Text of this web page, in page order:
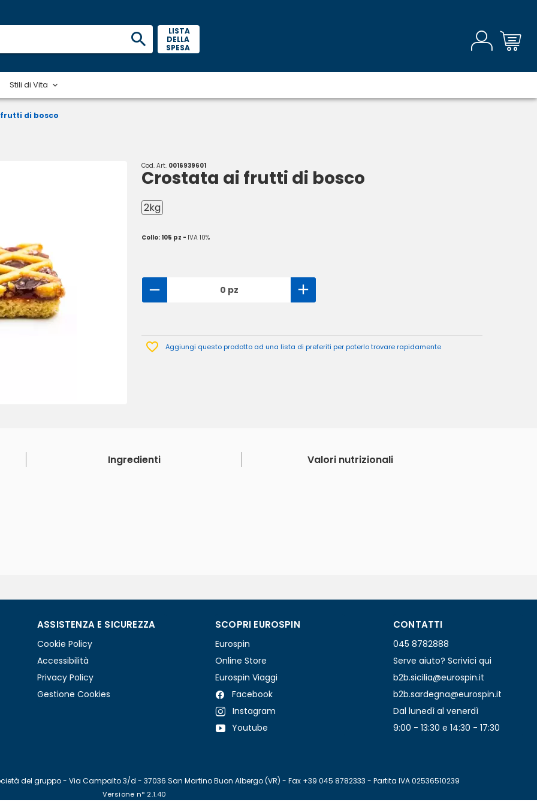
LISTA
DELLA
SPESA
Stili di Vita
di bosco
Cod. Art. 0016939601
Crostata ai frutti di bosco
2kg
Collo: 105 pz - IVA 10%
0 pz
Aggiungi questo prodotto ad una lista di preferiti per poterlo trovare rapidamente
Ingredienti Valori nutrizionali
ASSISTENZA E SICUREZZA
Cookie Policy
Accessibilità
Privacy Policy
Gestione Cookies
SCOPRI EUROSPIN
Eurospin
Online Store
Eurospin Viaggi
Facebook
Instagram
Youtube
CONTATTI
045 8782888
Serve aiuto? Scrivici qui
b2b.sicilia@eurospin.it
b2b.sardegna@eurospin.it
Dal lunedì al venerdì
9:00 - 13:30 e 14:30 - 17:30
del gruppo - Via Campalto 3/d - 37036 San Martino Buon Albergo (VR) - Fax +39 045 8782333 - Partita IVA 02536510239
Versione n° 2.1.40